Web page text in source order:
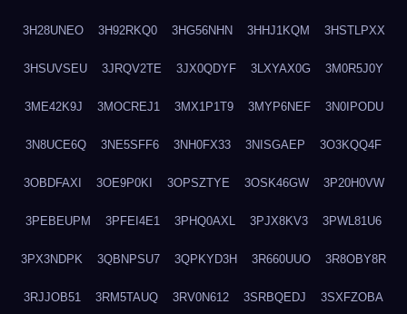
3H28UNEO 3H92RKQ0 3HG56NHN 3HHJ1KQM 3HSTLPXX
3HSUVSEU 3JRQV2TE 3JX0QDYF 3LXYAX0G 3M0R5J0Y
3ME42K9J 3MOCREJ1 3MX1P1T9 3MYP6NEF 3N0IPODU
3N8UCE6Q 3NE5SFF6 3NH0FX33 3NISGAEP 3O3KQQ4F
3OBDFAXI 3OE9P0KI 3OPSZTYE 3OSK46GW 3P20H0VW
3PEBEUPM 3PFEI4E1 3PHQ0AXL 3PJX8KV3 3PWL81U6
3PX3NDPK 3QBNPSU7 3QPKYD3H 3R660UUO 3R8OBY8R
3RJJOB51 3RM5TAUQ 3RV0N612 3SRBQEDJ 3SXFZOBA